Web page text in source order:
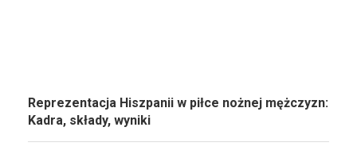
Reprezentacja Hiszpanii w piłce nożnej mężczyzn:
Kadra, składy, wyniki